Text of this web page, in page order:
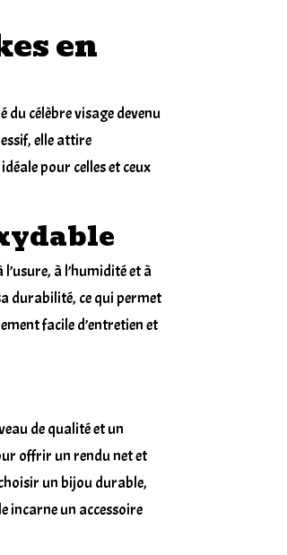
en
célèbre visage devenu
elle attire
pour celles et ceux
à l’humidité et à
durabilité, ce qui permet
facile d’entretien et
de qualité et un
offrir un rendu net et
un bijou durable,
incarne un accessoire